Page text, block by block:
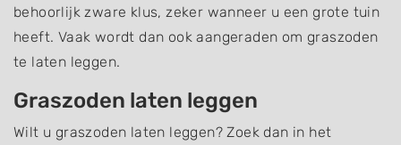
behoorlijk zware klus, zeker wanneer u een grote tuin
heeft. Vaak wordt dan ook aangeraden om graszoden
te laten leggen.
Graszoden laten leggen
Wilt u graszoden laten leggen? Zoek dan in het